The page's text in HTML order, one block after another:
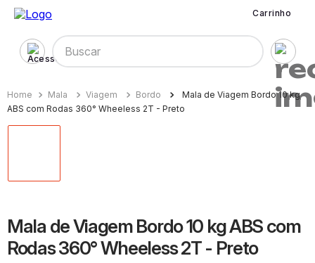
Carrinho
Buscar
Mala Viagem Bordo
Mala de Viagem Bordo 10 kg
ABS com Rodas 360° Wheeless 2T - Preto
Mala de Viagem Bordo 10 kg ABS com
Rodas 360° Wheeless 2T - Preto